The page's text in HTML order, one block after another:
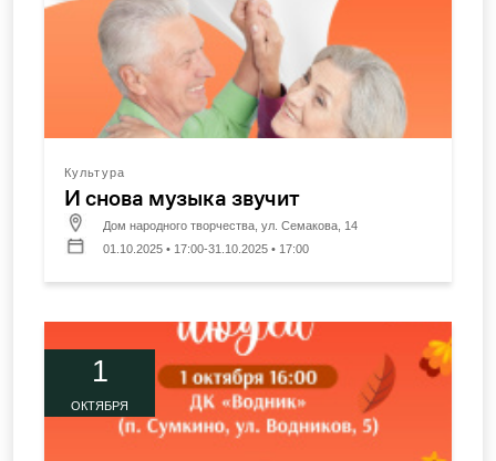
Культура
И снова музыка звучит
Дом народного творчества, ул. Семакова, 14
01.10.2025 • 17:00-31.10.2025 • 17:00
1
ОКТЯБРЯ